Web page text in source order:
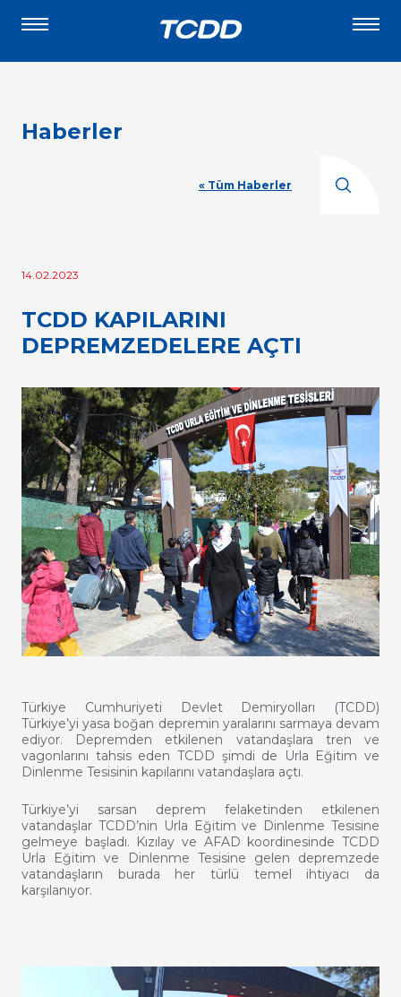
Haberler
« Tüm Haberler
14.02.2023
TCDD KAPILARINI
DEPREMZEDELERE AÇTI
Türkiye Cumhuriyeti Devlet Demiryolları (TCDD)
Türkiye’yi yasa boğan depremin yaralarını sarmaya devam
ediyor. Depremden etkilenen vatandaşlara tren ve
vagonlarını tahsis eden TCDD şimdi de Urla Eğitim ve
Dinlenme Tesisinin kapılarını vatandaşlara açtı.
Türkiye’yi sarsan deprem felaketinden etkilenen
vatandaşlar TCDD’nin Urla Eğitim ve Dinlenme Tesisine
gelmeye başladı. Kızılay ve AFAD koordinesinde TCDD
Urla Eğitim ve Dinlenme Tesisine gelen depremzede
vatandaşların burada her türlü temel ihtiyacı da
karşılanıyor.